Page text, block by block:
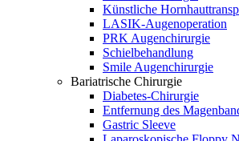
Künstliche
LASIK-Augenoperation
PRK Augenchirurgie
Schielbehandlung
Smile Augenchirurgie
Bariatrische Chirurgie
Diabetes-Chirurgie
Entfernung des
Gastric Sleeve